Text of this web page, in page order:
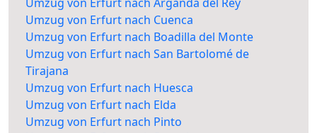
Umzug von Erfurt nach Cuenca
Umzug von Erfurt nach Boadilla del Monte
Umzug von Erfurt nach San Bartolomé de
Tirajana
Umzug von Erfurt nach Huesca
Umzug von Erfurt nach Elda
Umzug von Erfurt nach Pinto